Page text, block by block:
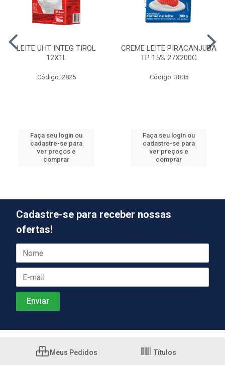
LEITE UHT INTEG TIROL
12X1L
Código: 2825
Faça seu login ou
cadastre-se para
ver preços e
comprar
CREME LEITE PIRACANJUBA
TP 15% 27X200G
Código: 3805
Faça seu login ou
cadastre-se para
ver preços e
comprar
Cadastre-se para receber nossas
ofertas!
Meus Pedidos Títulos